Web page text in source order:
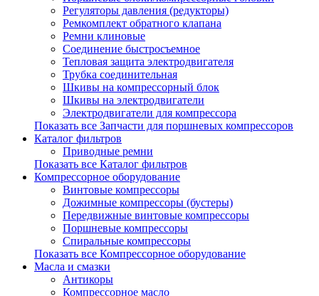
Регуляторы давления (редукторы)
Ремкомплект обратного клапана
Ремни клиновые
Соединение быстросъемное
Тепловая защита электродвигателя
Трубка соединительная
Шкивы на компрессорный блок
Шкивы на электродвигатели
Электродвигатели для компрессора
Показать все Запчасти для поршневых компрессоров
Каталог фильтров
Приводные ремни
Показать все Каталог фильтров
Компрессорное оборудование
Винтовые компрессоры
Дожимные компрессоры (бустеры)
Передвижные винтовые компрессоры
Поршневые компрессоры
Спиральные компрессоры
Показать все Компрессорное оборудование
Масла и смазки
Антикоры
Компрессорное масло